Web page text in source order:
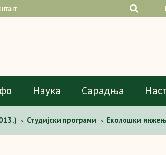
Наука Сарадња
> Студијски програми > Еколошки